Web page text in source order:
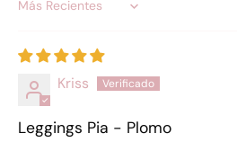
Sort by
Kriss
Leggings Pia - Plomo